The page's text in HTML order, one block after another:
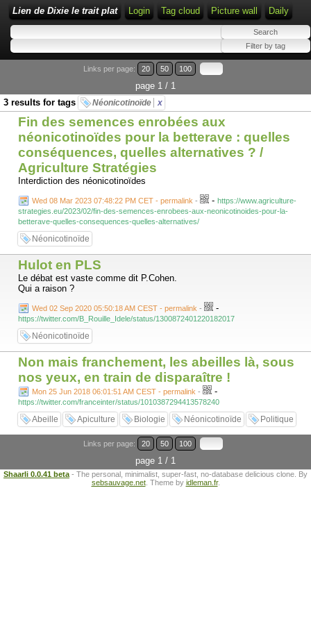
Lien de Dixie le trait plat Login Tag cloud Picture wall Daily
Links per page: 20 50 100
page 1 / 1
3 results for tags
Néonicotinoïde x
Fin des semences enrobées aux
néonicotinoïdes pour la betterave : quelles
conséquences, quelles alternatives ? /
Agriculture Stratégies
Interdiction des néonicotinoïdes
Wed 08 Mar 2023 07:48:22 PM CET - permalink - - https://www.agriculture-
strategies.eu/2023/02/fin-des-semences-enrobees-aux-neonicotinoides-pour-la-
betterave-quelles-consequences-quelles-alternatives/
Néonicotinoïde
Hulot en PLS
Le débat est vaste comme dit P.Cohen.
Qui a raison ?
Wed 02 Sep 2020 05:50:18 AM CEST - permalink - -
https://twitter.com/B_Rouille_Idele/status/1300872401220182017
Néonicotinoïde
Non mais franchement, les abeilles là, sous
nos yeux, en train de disparaître !
Mon 25 Jun 2018 06:01:51 AM CEST - permalink - -
https://twitter.com/franceinter/status/1010387294413578240
Abeille Apiculture Biologie Néonicotinoïde Politique
Links per page: 20 50 100
page 1 / 1
Shaarli 0.0.41 beta - The personal, minimalist, super-fast, no-database delicious clone. By
sebsauvage.net. Theme by idleman.fr.